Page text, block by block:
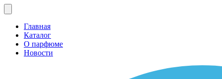
Главная
Каталог
О парфюме
Новости